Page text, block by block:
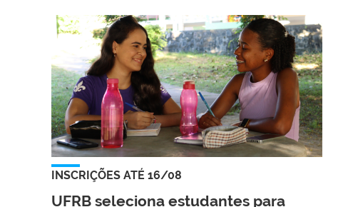
INSCRIÇÕES ATÉ 16/08
UFRB seleciona estudantes para